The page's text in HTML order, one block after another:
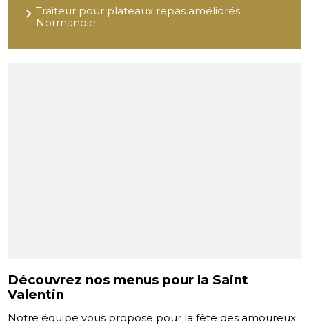
Traiteur pour plateaux repas améliorés
Normandie
Découvrez nos menus pour la Saint
Valentin
Notre équipe vous propose pour la fête des amoureux